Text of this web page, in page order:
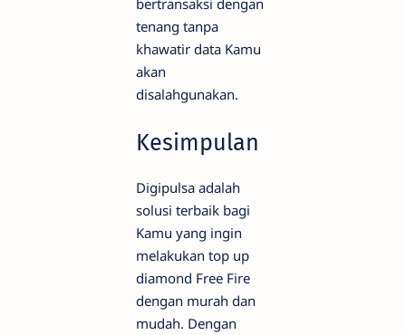
tenang tanpa
khawatir data Kamu
akan
disalahgunakan.
Kesimpulan
Digipulsa adalah
solusi terbaik bagi
Kamu yang ingin
melakukan top up
diamond Free Fire
dengan murah dan
mudah. Dengan